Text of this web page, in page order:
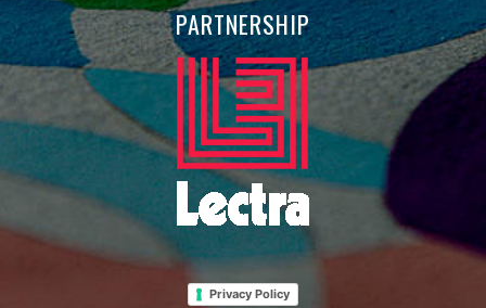
PARTNERSHIP
Privacy Policy